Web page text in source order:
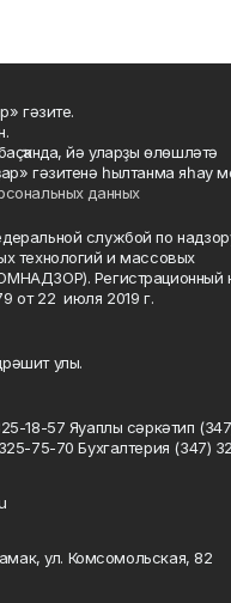
гәзите.
йә уларҙы өлөшләтә
гәзитенә һылтанма яһау
данных
службой по
технологий и массовых
Регистрационный
от 22 июля 2019 г.
улы.
18-57 Яуаплы сәркәтип
75-70 Бухгалтерия (347)
ул. Комсомольская, 82